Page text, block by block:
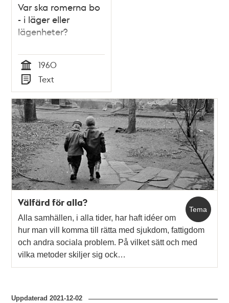
Var ska romerna bo
- i läger eller
lägenheter?
Tid
1960
Typ
Text
Tema
Välfärd för alla?
Alla samhällen, i alla tider, har haft idéer om
hur man vill komma till rätta med sjukdom, fattigdom
och andra sociala problem. På vilket sätt och med
vilka metoder skiljer sig ock…
Uppdaterad2021-12-02